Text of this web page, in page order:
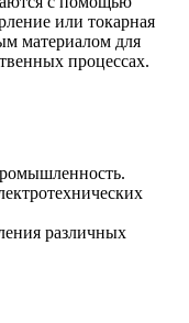
или токарная
материалом для
процессах.
различных